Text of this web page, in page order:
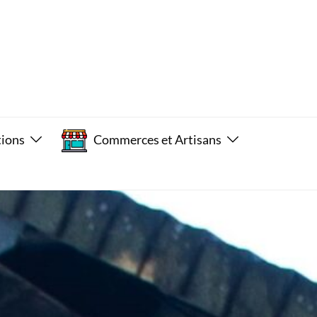
Commerces et Artisans